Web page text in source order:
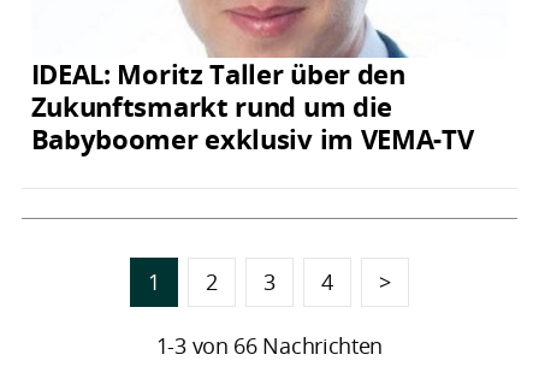
IDEAL: Moritz Taller über den
Zukunftsmarkt rund um die
Babyboomer exklusiv im VEMA-TV
1 2 3 4 >
1-3 von 66 Nachrichten